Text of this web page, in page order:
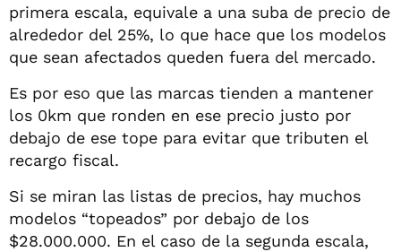
primera escala, equivale a una suba de precio de
alrededor del 25%, lo que hace que los modelos
que sean afectados queden fuera del mercado.
Es por eso que las marcas tienden a mantener
los 0km que ronden en ese precio justo por
debajo de ese tope para evitar que tributen el
recargo fiscal.
Si se miran las listas de precios, hay muchos
modelos “topeados” por debajo de los
$28.000.000. En el caso de la segunda escala,